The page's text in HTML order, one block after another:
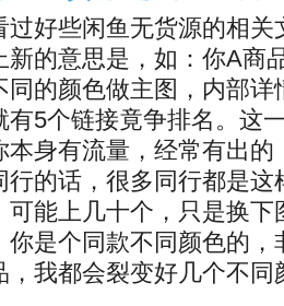
过好些闲鱼无货源的相
新的意思是，如：你A商
同的颜色做主图，内部
有5个链接竟争排名。这
本身有流量，经常有出
行的话，很多同行都是
可能上几十个，只是换
你是个同款不同颜色的
，我都会裂变好几个不同